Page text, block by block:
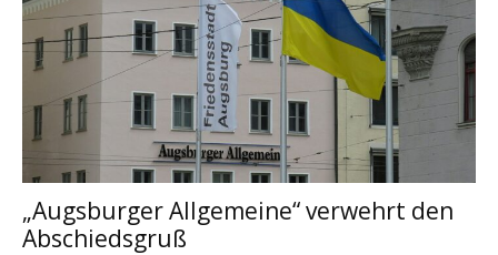
„Augsburger Allgemeine“ verwehrt den
Abschiedsgruß